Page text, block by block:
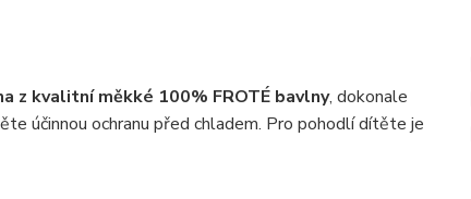
z kvalitní měkké 100% FROTÉ bavlny, dokonale
účinnou ochranu před chladem. Pro pohodlí dítěte je